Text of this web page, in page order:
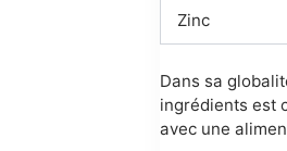
Zinc
Dans sa
ingrédients est
avec une